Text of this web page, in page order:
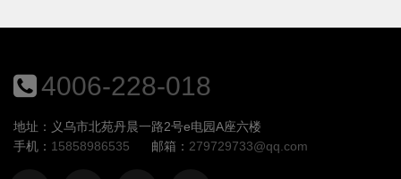
4006-228-018
地址：义乌市北苑丹晨一路2号e电园A座六楼
手机： 15858986535 邮箱： 279729733@qq.com